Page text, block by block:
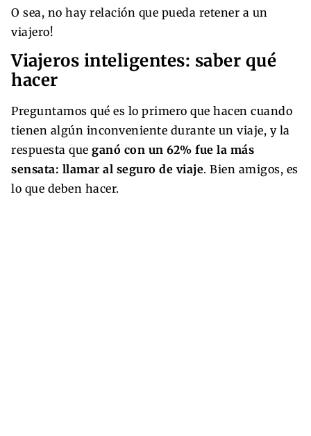
O sea, no hay relación que pueda retener a un
viajero!
Viajeros inteligentes: saber qué
hacer
Preguntamos qué es lo primero que hacen cuando
tienen algún inconveniente durante un viaje, y la
respuesta que ganó con un 62% fue la más
sensata: llamar al seguro de viaje. Bien amigos, es
lo que deben hacer.